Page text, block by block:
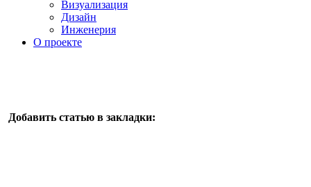
Визуализация
Дизайн
Инженерия
О проекте
Добавить статью в закладки: